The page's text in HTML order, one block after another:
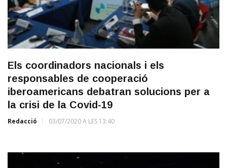
Els coordinadors nacionals i els
responsables de cooperació
iberoamericans debatran solucions per a
la crisi de la Covid-19
Redacció 03/07/2020 A LES 13:40